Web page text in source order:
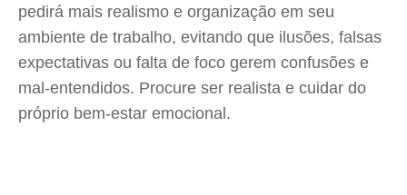
pedirá mais realismo e organização em seu
ambiente de trabalho, evitando que ilusões, falsas
expectativas ou falta de foco gerem confusões e
mal-entendidos. Procure ser realista e cuidar do
próprio bem-estar emocional.